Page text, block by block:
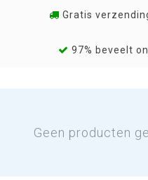
Gratis
97% beveelt
Geen producten